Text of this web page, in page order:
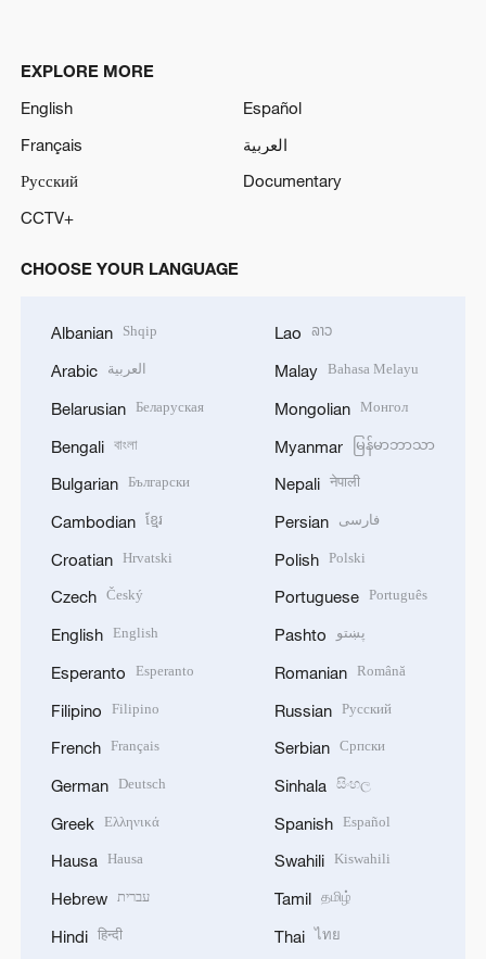
EXPLORE MORE
English
Español
Français
العربية
Русский
Documentary
CCTV+
CHOOSE YOUR LANGUAGE
Albanian Shqip
Arabic العربية
Belarusian Беларуская
Bengali বাংলা
Bulgarian Български
Cambodian ខ្មែរ
Croatian Hrvatski
Czech Český
English English
Esperanto Esperanto
Filipino Filipino
French Français
German Deutsch
Greek Ελληνικά
Hausa Hausa
Hebrew עברית
Hindi हिन्दी
Lao ລາວ
Malay Bahasa Melayu
Mongolian Монгол
Myanmar မြန်မာဘာသာ
Nepali नेपाली
Persian فارسی
Polish Polski
Portuguese Português
Pashto پښتو
Romanian Română
Russian Русский
Serbian Српски
Sinhala සිංහල
Spanish Español
Swahili Kiswahili
Tamil தமிழ்
Thai ไทย